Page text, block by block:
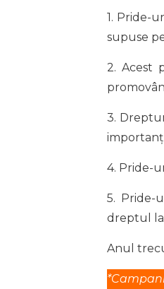
1. Pride-
supuse
2. Acest
3.
4. Pride-
5. Pride-
dreptul la
Anul